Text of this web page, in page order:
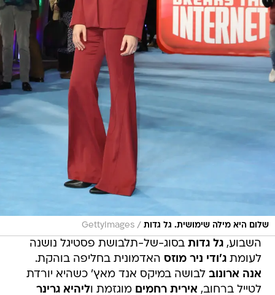
שלום היא מילה שימושית. גל גדות /
GettyImages
השבוע,גל גדות בסוג-של-תלבושת פסטיגל נושנה
לעומתג'ודי ניר מוזס האדמונית בחליפה בוהקת.
אנה ארונוב לבושה במיקס אנד מאץ' כשהיא יורדת
לטייל ברחוב, אירית רחמים מוגזמת וליהיא גרינר